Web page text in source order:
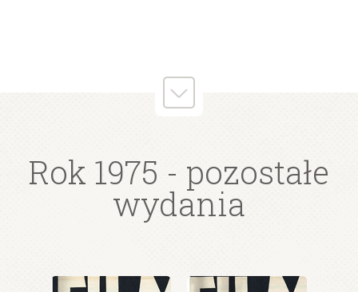
Rok 1975 - pozostałe
wydania